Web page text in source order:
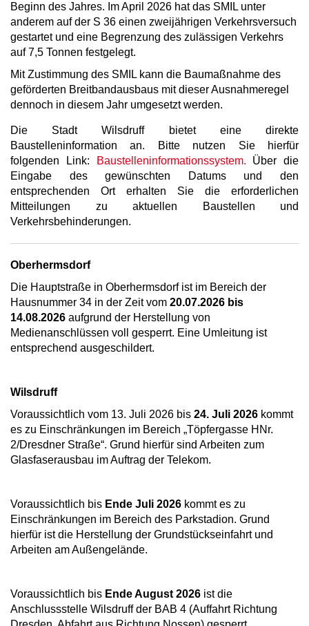
Beginn des Jahres. Im April 2026 hat das SMIL unter
anderem auf der S 36 einen zweijährigen Verkehrsversuch
gestartet und eine Begrenzung des zulässigen Verkehrs
auf 7,5 Tonnen festgelegt.
Mit Zustimmung des SMIL kann die Baumaßnahme des
geförderten Breitbandausbaus mit dieser Ausnahmeregel
dennoch in diesem Jahr umgesetzt werden.
Die Stadt Wilsdruff bietet eine direkte
Baustelleninformation an. Bitte nutzen Sie hierfür
folgenden Link:
Baustelleninformationssystem. Über die
Eingabe des gewünschten Datums und den
entsprechenden Ort erhalten Sie die erforderlichen
Mitteilungen zu aktuellen Baustellen und
Verkehrsbehinderungen.
Oberhermsdorf
Die Hauptstraße in Oberhermsdorf ist im Bereich der
Hausnummer 34 in der Zeit vom 20.07.2026 bis
14.08.2026 aufgrund der Herstellung von
Medienanschlüssen voll gesperrt. Eine Umleitung ist
entsprechend ausgeschildert.
Wilsdruff
Voraussichtlich vom 13. Juli 2026 bis 24. Juli 2026 kommt
es zu Einschränkungen im Bereich „Töpfergasse HNr.
2/Dresdner Straße“. Grund hierfür sind Arbeiten zum
Glasfaserausbau im Auftrag der Telekom.
Voraussichtlich bis Ende Juli 2026 kommt es zu
Einschränkungen im Bereich des Parkstadion. Grund
hierfür ist die Herstellung der Grundstückseinfahrt und
Arbeiten am Außengelände.
Voraussichtlich bis Ende August 2026 ist die
Anschlussstelle Wilsdruff der BAB 4 (Auffahrt Richtung